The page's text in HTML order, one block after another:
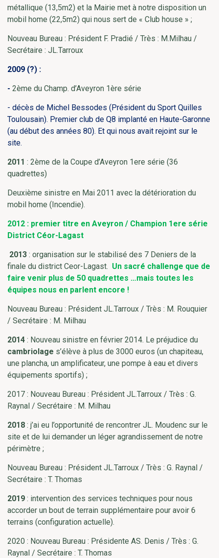
métallique (13,5m2) et la Mairie met à notre disposition un
mobil home (22,5m2) qui nous sert de « Club house » ;
Nouveau Bureau : Président F. Pradié / Très : M.Milhau /
Secrétaire : JL.Tarroux
2009 (?) :
- 2ème du Champ. d’Aveyron 1ère série
- décès de Michel Bessodes (Président du Sport Quilles
Toulousain). Premier club de Q8 implanté en Haute-Garonne
(au début des années 80). Et qui nous avait rejoint sur le
site.
2011 : 2ème de la Coupe d’Aveyron 1ere série (36
quadrettes)
Deuxième sinistre en Mai 2011 avec la détérioration du
mobil home (Incendie).
2012 : premier titre en Aveyron / Champion 1ere série
District Céor-Lagast
2013 : organisation sur le stabilisé des 7 Deniers de la
finale du district Ceor-Lagast. Un sacré challenge que de
faire venir plus de 50 quadrettes …mais toutes les
équipes nous en parlent encore !
Nouveau Bureau : Président JL.Tarroux / Très : M. Rouquier
/ Secrétaire : M. Milhau
2014 : Nouveau sinistre en février 2014. Le préjudice du
cambriolage s’élève à plus de 3000 euros (un chapiteau,
une plancha, un amplificateur, une pompe à eau et divers
équipements sportifs) ;
2017 : Nouveau Bureau : Président JL.Tarroux / Très : G.
Raynal / Secrétaire : M. Milhau
2018 : j’ai eu l’opportunité de rencontrer JL. Moudenc sur le
site et de lui demander un léger agrandissement de notre
périmètre ;
Nouveau Bureau : Président JL.Tarroux / Très : G. Raynal /
Secrétaire : T. Thomas
2019 : intervention des services techniques pour nous
accorder un bout de terrain supplémentaire pour avoir 6
terrains (configuration actuelle).
2020 : Nouveau Bureau : Présidente AS. Denis / Très : G.
Raynal / Secrétaire : T. Thomas